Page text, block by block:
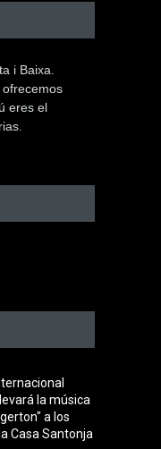
i Baixa.
eres el
la música
a los
Casa Santonja